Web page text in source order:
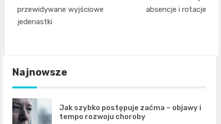
przewidywane wyjściowe
jedenastki
absencje i rotacje
Najnowsze
Jak szybko postępuje zaćma – objawy i
tempo rozwoju choroby